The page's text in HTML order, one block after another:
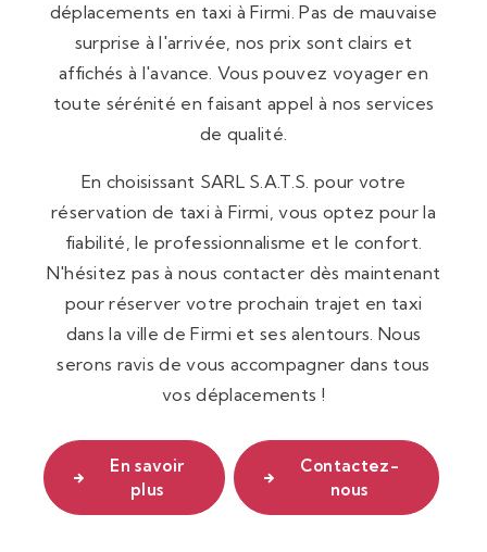
déplacements en taxi à Firmi. Pas de mauvaise
surprise à l'arrivée, nos prix sont clairs et
affichés à l'avance. Vous pouvez voyager en
toute sérénité en faisant appel à nos services
de qualité.
En choisissant SARL S.A.T.S. pour votre
réservation de taxi à Firmi, vous optez pour la
fiabilité, le professionnalisme et le confort.
N'hésitez pas à nous contacter dès maintenant
pour réserver votre prochain trajet en taxi
dans la ville de Firmi et ses alentours. Nous
serons ravis de vous accompagner dans tous
vos déplacements !
En savoir
plus
Contactez-
nous